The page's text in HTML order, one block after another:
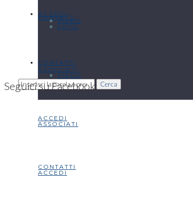
ACCEDI
CONTATTI
CONTATTI
Cerca
VIDEO
ASSOCIATI
ACCEDI
CONTATTI
FOTO
VIDEO
ASSOCIATI
ACCEDI
Seguici su Facebook